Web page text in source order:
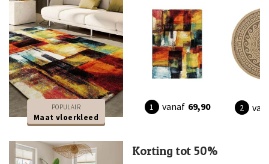
POPULAIR
Maat vloerkleed
vanaf 69,90
Korting tot 50%